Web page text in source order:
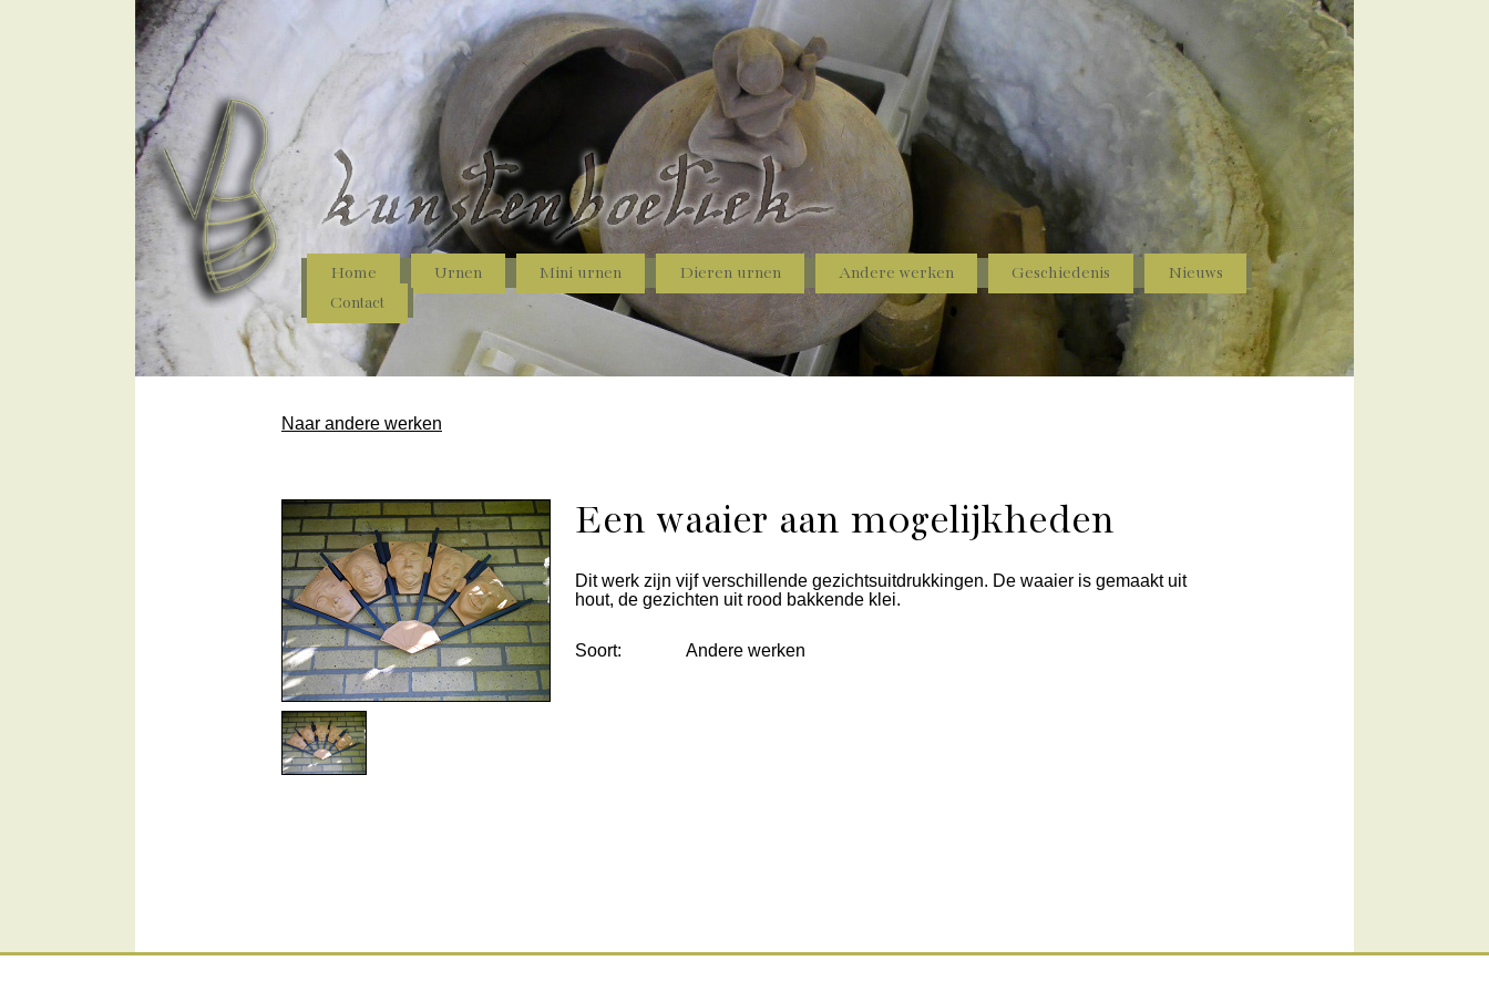
Home Urnen Mini urnen Dieren urnen Andere werken Geschiedenis
Nieuws
Contact
Naar andere werken
Een waaier aan mogelijkheden
Dit werk zijn vijf verschillende gezichtsuitdrukkingen. De waaier is gemaakt uit
hout, de gezichten uit rood bakkende klei.
Soort: Andere werken